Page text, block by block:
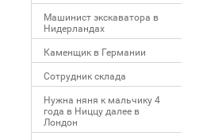
Машинист экскаватора в
Нидерландах
Каменщик в Германии
Сотрудник склада
Нужна няня к мальчику 4
года в Ниццу далее в
Лондон